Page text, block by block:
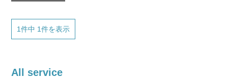
1件中 1件を表示
All service